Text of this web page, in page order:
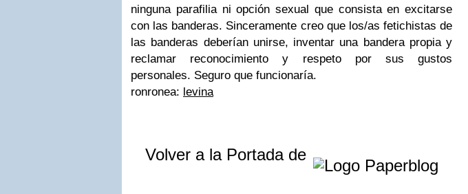
ninguna parafilia ni opción sexual que consista en excitarse
con las banderas. Sinceramente creo que los/as fetichistas de
las banderas deberían unirse, inventar una bandera propia y
reclamar reconocimiento y respeto por sus gustos
personales. Seguro que funcionaría.
ronronea: levina
Volver a la Portada de